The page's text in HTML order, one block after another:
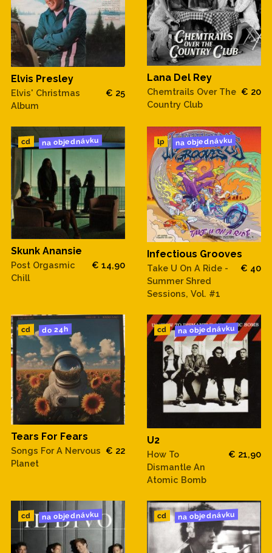
Elvis Presley
Elvis' Christmas
Album
€ 25
Lana Del Rey
Chemtrails Over The
Country Club
€ 20
cd na objednávku
Skunk Anansie
Post Orgasmic
Chill
€ 14,90
lp na objednávku
Infectious Grooves
Take U On A Ride -
Summer Shred
Sessions, Vol. #1
€ 40
cd do 24h
Tears For Fears
Songs For A Nervous
Planet
€ 22
cd na objednávku
U2
How To
Dismantle An
Atomic Bomb
€ 21,90
cd na objednávku cd na objednávku